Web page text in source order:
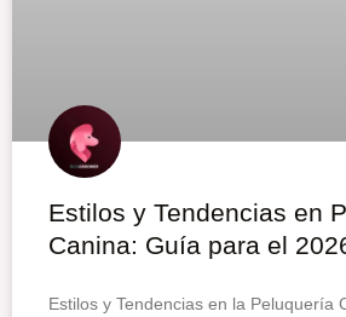
Estilos y Tendencias en
Canina: Guía para el
Estilos y Tendencias en la Peluquería